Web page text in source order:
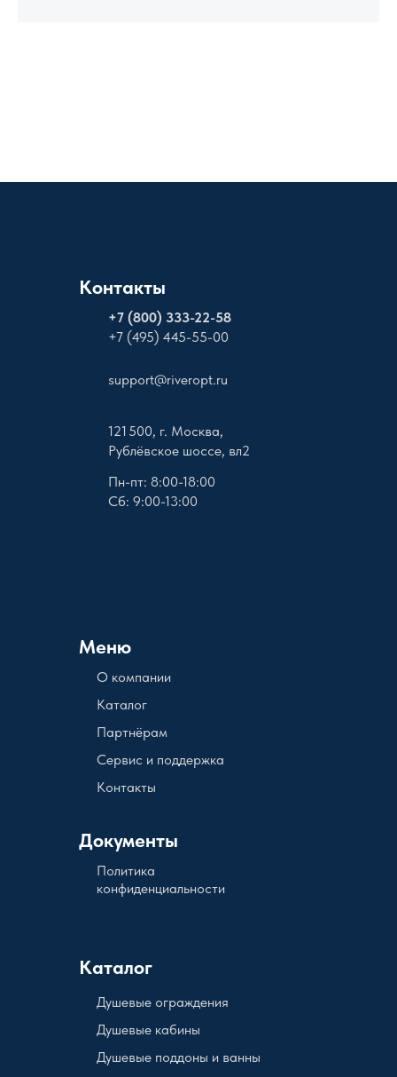
Контакты
+7 (800) 333-22-58
+7 (495) 445-55-00
support@riveropt.ru
Меню
121 500, г. Москва,
Рублёвское шоссе, вл2
О компании
Документы
Пн-пт: 8:00-18:00
Сб: 9:00-13:00
Каталог
Политика
конфиденциальности
Партнёрам
Сервис и поддержка
Контакты
Каталог
Душевые кабины
Душевые поддоны и ванны
Душевые ограждения